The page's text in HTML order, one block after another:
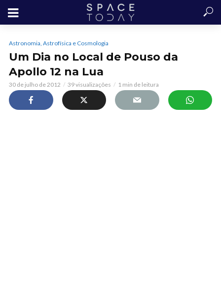
Astronomia, Astrofísica e Cosmologia
Um Dia no Local de Pouso da
Apollo 12 na Lua
30 de julho de 2012 39 visualizações 1 min de leitura